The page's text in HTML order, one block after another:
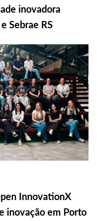
inovadora
Sebrae RS
InnovationX
inovação em Porto